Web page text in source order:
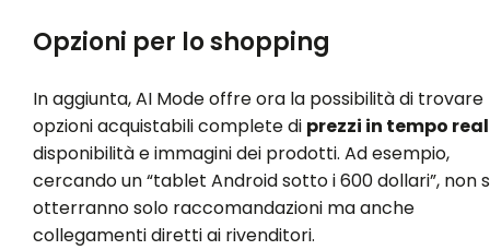
Opzioni per lo shopping
In aggiunta, AI Mode offre ora la possibilità di trovare
opzioni acquistabili complete di prezzi in tempo
disponibilità e immagini dei prodotti. Ad esempio,
cercando un “tablet Android sotto i 600 dollari”, non
otterranno solo raccomandazioni ma anche
collegamenti diretti ai rivenditori.